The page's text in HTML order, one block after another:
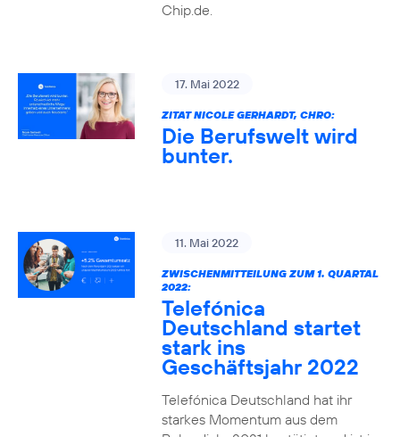
Chip.de.
17. Mai 2022
ZITAT NICOLE GERHARDT, CHRO:
Die Berufswelt wird
bunter.
11. Mai 2022
ZWISCHENMITTEILUNG ZUM 1. QUARTAL
2022:
Telefónica
Deutschland startet
stark ins
Geschäftsjahr 2022
Telefónica Deutschland hat ihr
starkes Momentum aus dem